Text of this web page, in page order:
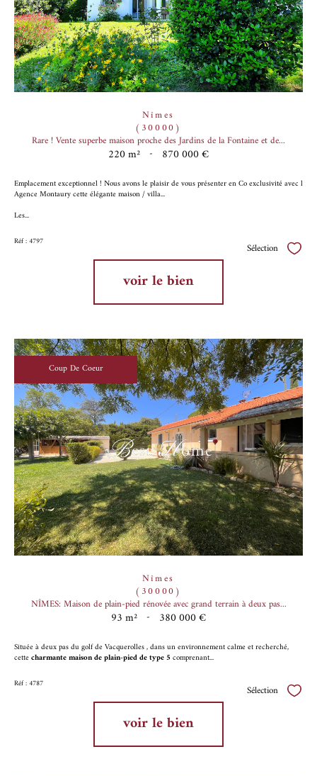
Nîmes
(30000)
Rare ! Vente superbe maison proche des Jardins de la Fontaine et de...
220 m² - 870 000 €
Emplacement exceptionnel ! Nous avons le plaisir de vous présenter en Co exclusivité avec l
Agence Montaury cette élégante maison / villa...
Les...
Réf : 4797 Sélection
voir le bien
Coup De Coeur
Nîmes
(30000)
NÎMES: Maison de plain-pied rénovée avec grand terrain à deux pas...
93 m² - 380 000 €
Située à deux pas du golf de Vacquerolles , dans un environnement calme et recherché,
cette charmante maison de plain-pied de type 5 comprenant...
Réf : 4787 Sélection
voir le bien